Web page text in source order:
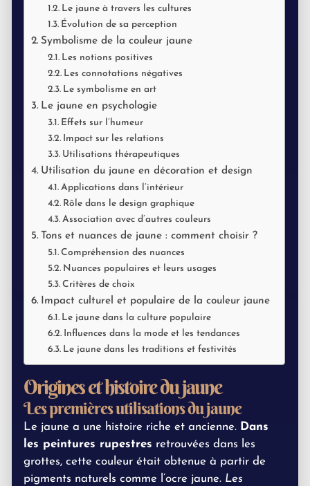
Le jaune à travers les cultures
Évolution de sa perception
Symbolisme de la couleur jaune
Les notions positives
Les connotations négatives
Le symbolisme en art
Le jaune en psychologie
Effets sur l’humeur
Impact sur les relations
Utilisations thérapeutiques
Utilisation du jaune en décoration et design
Applications dans l’intérieur
Rôle dans le design graphique
Association avec d’autres couleurs
Tons et nuances de jaune : comment choisir ?
Compréhension des nuances
Nuances populaires et leurs usages
Critères de choix
Impact culturel et populaire de la couleur jaune
Le jaune dans la culture populaire
Influences dans la mode et les tendances
Le jaune dans les traditions et festivités
Origines et histoire du jaune
Les premières utilisations du jaune
Le jaune a une histoire riche et ancienne. Dans
les peintures rupestres retrouvées dans les
grottes, cette couleur était obtenue à partir de
pigments naturels comme l’ocre jaune. Les